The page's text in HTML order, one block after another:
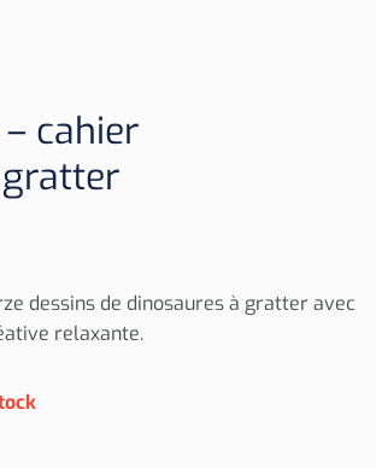
cahier
dessins de dinosaures à gratter avec
relaxante.